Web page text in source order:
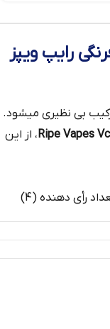
رایپ ویپز
بی نظیری میشود.
، از این